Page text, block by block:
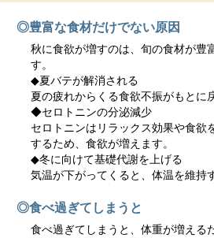
◎豊富な食材だけでない原因
秋に食欲が増すのは、旬の食材が豊
す。
◆夏バテが解消される
夏の疲れからくる食欲不振がもとに
◆セロトニンの分泌減少
セロトニンはリラックス効果や食欲
するため、食欲が増えます。
◆冬に向けて基礎代謝を上げる
気温が下がってくると、体温を維持
◎食べ過ぎてしまうと
食べ過ぎてしまうと、体重が増える